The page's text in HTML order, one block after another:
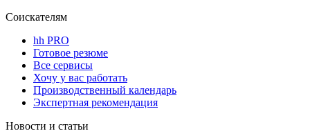
Соискателям
hh PRO
Готовое резюме
Все сервисы
Хочу у вас работать
Производственный календарь
Экспертная рекомендация
Новости и статьи